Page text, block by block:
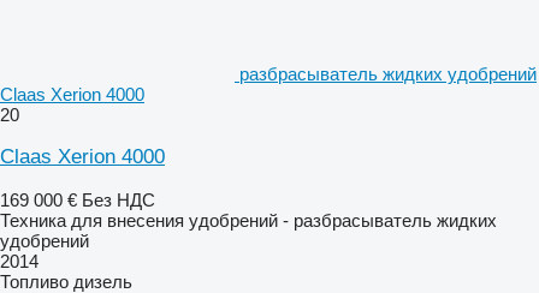
разбрасыватель жидких удобрений
Claas Xerion 4000
20
Claas Xerion 4000
169 000 € Без НДС
Техника для внесения удобрений - разбрасыватель жидких
удобрений
2014
Топливо дизель